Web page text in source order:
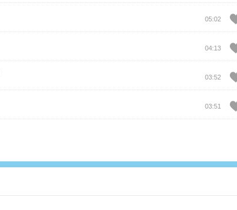
05:02
04:13
03:52
03:51